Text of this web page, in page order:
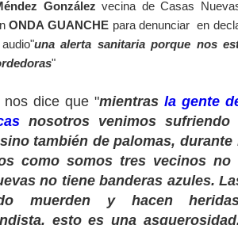
CONMEMORA EL 131 ANIVERSARIO
:DOCTOR ARENCIBIA: "LA ANULACIÓN JUDICIAL
NIEVES GARCÍA: "MI QUINTO LIBRO ES UNA
González vecina de Casas
ONDA GUANCHEpara denunciar en
una alerta sanitaria porque nos
"
nos dice que "mientras la gente
nosotros venimos
también de palomas,
como somos tres vecinos no
no tiene banderas azules.
muerden y hacen
esto es una